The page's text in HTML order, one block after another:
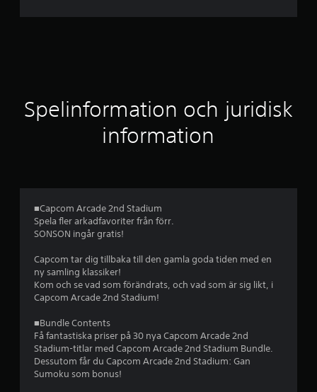
i
l
t
y
p
Spelinformation och juridisk
information
■Capcom Arcade 2nd Stadium
Spela fler arkadfavoriter från förr.
SONSON ingår gratis!
Capcom tar dig tillbaka till den gamla goda tiden med en
ny samling klassiker!
Kom och se vad som förändrats, och vad som är sig likt, i
Capcom Arcade 2nd Stadium!
■Bundle Contents
Få fantastiska priser på 30 nya Capcom Arcade 2nd
Stadium-titlar med Capcom Arcade 2nd Stadium Bundle.
Dessutom får du Capcom Arcade 2nd Stadium: Gan
Sumoku som bonus!